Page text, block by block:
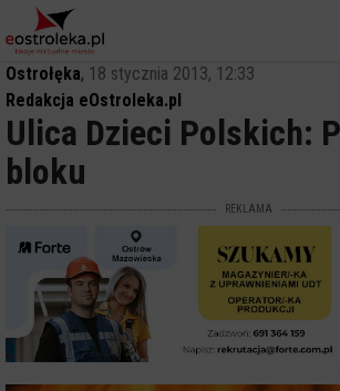
Ostrołęka, 18 stycznia 2013, 12:33
Redakcja eOstroleka.pl
Ulica Dzieci Polskich:
bloku
REKLAMA